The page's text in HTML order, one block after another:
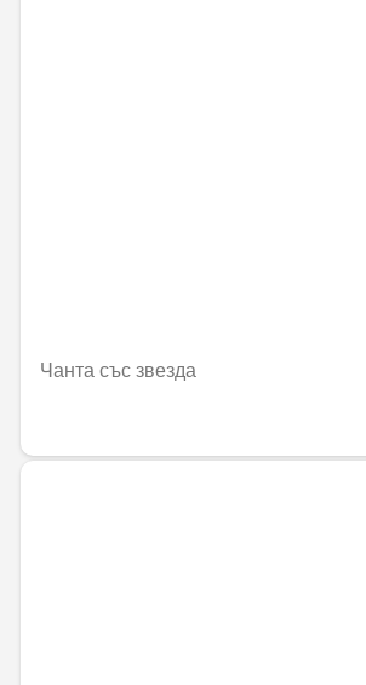
Чанта със звезда